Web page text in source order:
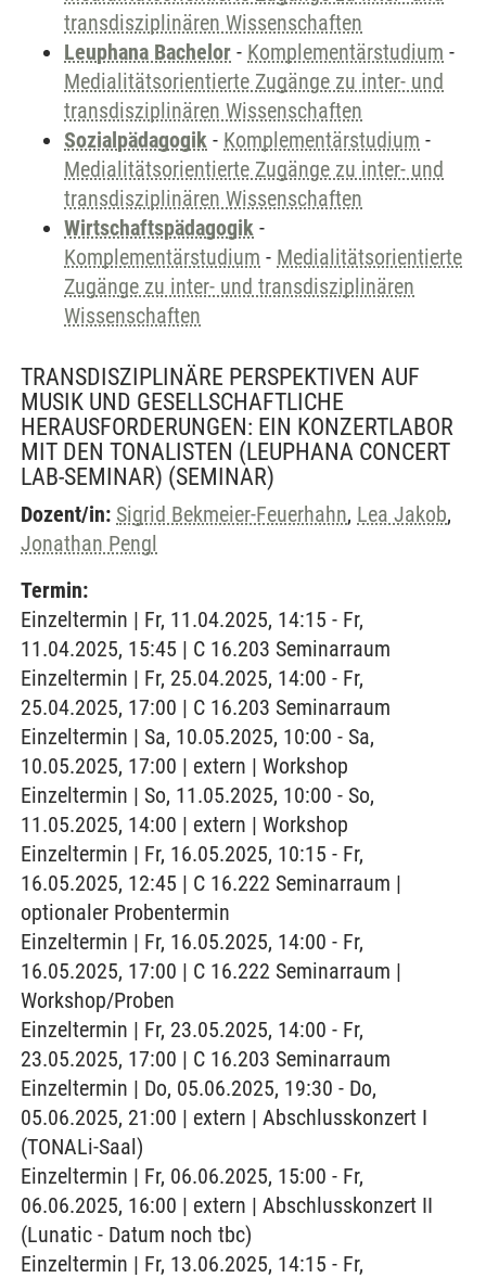
transdisziplinären Wissenschaften
Leuphana Bachelor - Komplementärstudium -
Medialitätsorientierte Zugänge zu inter- und
transdisziplinären Wissenschaften
Sozialpädagogik - Komplementärstudium -
Medialitätsorientierte Zugänge zu inter- und
transdisziplinären Wissenschaften
Wirtschaftspädagogik -
Komplementärstudium - Medialitätsorientierte
Zugänge zu inter- und transdisziplinären
Wissenschaften
TRANSDISZIPLINÄRE PERSPEKTIVEN AUF
MUSIK UND GESELLSCHAFTLICHE
HERAUSFORDERUNGEN: EIN KONZERTLABOR
MIT DEN TONALISTEN (LEUPHANA CONCERT
LAB-SEMINAR) (SEMINAR)
Dozent/in: Sigrid Bekmeier-Feuerhahn, Lea Jakob,
Jonathan Pengl
Termin:
Einzeltermin | Fr, 11.04.2025, 14:15 - Fr,
11.04.2025, 15:45 | C 16.203 Seminarraum
Einzeltermin | Fr, 25.04.2025, 14:00 - Fr,
25.04.2025, 17:00 | C 16.203 Seminarraum
Einzeltermin | Sa, 10.05.2025, 10:00 - Sa,
10.05.2025, 17:00 | extern | Workshop
Einzeltermin | So, 11.05.2025, 10:00 - So,
11.05.2025, 14:00 | extern | Workshop
Einzeltermin | Fr, 16.05.2025, 10:15 - Fr,
16.05.2025, 12:45 | C 16.222 Seminarraum |
optionaler Probentermin
Einzeltermin | Fr, 16.05.2025, 14:00 - Fr,
16.05.2025, 17:00 | C 16.222 Seminarraum |
Workshop/Proben
Einzeltermin | Fr, 23.05.2025, 14:00 - Fr,
23.05.2025, 17:00 | C 16.203 Seminarraum
Einzeltermin | Do, 05.06.2025, 19:30 - Do,
05.06.2025, 21:00 | extern | Abschlusskonzert I
(TONALi-Saal)
Einzeltermin | Fr, 06.06.2025, 15:00 - Fr,
06.06.2025, 16:00 | extern | Abschlusskonzert II
(Lunatic - Datum noch tbc)
Einzeltermin | Fr, 13.06.2025, 14:15 - Fr,